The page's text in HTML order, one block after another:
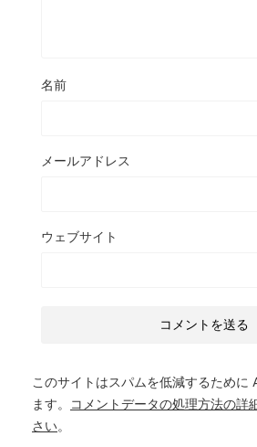
名前
メールアドレス
ウェブサイト
このサイトはスパムを低減するために
ます。
コメントデータの処理方法の詳
さい。